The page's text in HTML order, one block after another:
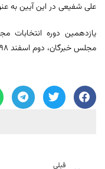
علی شفیعی در این آیین به
یازدهمین دوره انتخابات
مجلس خبرگان، دوم اسفند ۹۸ در سراسر کشور برگزار می‌شود.
قبلی